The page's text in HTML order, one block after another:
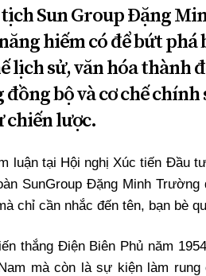
INFOCUS
Sun Group Đặng
hiếm có để bứt phá
lịch sử, văn hóa thành
đồng bộ và cơ chế
chiến lược.
luận tại Hội nghị Xúc tiến Đầu
SunGroup Đặng Minh
chỉ cần nhắc đến tên, bạn bè
thắng Điện Biên Phủ năm
mà còn là sự kiện làm